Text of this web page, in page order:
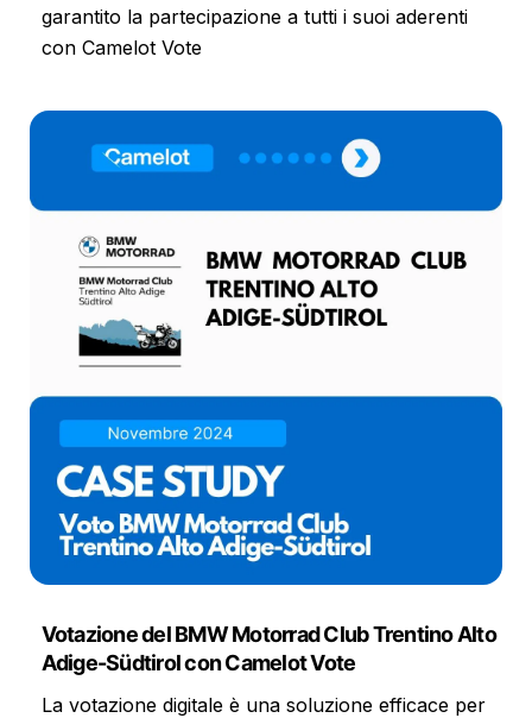
garantito la partecipazione a tutti i suoi aderenti
con Camelot Vote
Votazione del BMW Motorrad Club Trentino Alto
Adige-Südtirol con Camelot Vote
La votazione digitale è una soluzione efficace per